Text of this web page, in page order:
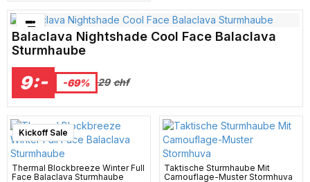
Bästsäljare just nu!
Balaclava Nightshade Cool Face Balaclava
Sturmhaube
9:- -69% 29 chf
Kickoff Sale
Thermal Blockbreeze Winter Full
Face Balaclava Sturmhaube
Taktische Sturmhaube Mit
Camouflage-Muster Stormhuva